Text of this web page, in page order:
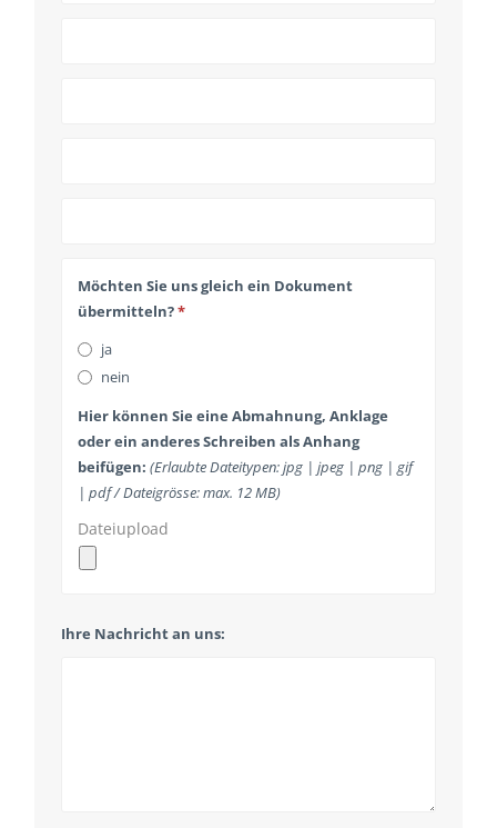
Number *
Möchten Sie uns gleich ein Dokument
übermitteln?*
ja
nein
Hier können Sie eine Abmahnung, Anklage
oder ein anderes Schreiben als Anhang
beifügen: (Erlaubte Dateitypen: jpg | jpeg | png | gif
| pdf / Dateigrösse: max. 12 MB)
Dateiupload
Ihre Nachricht an uns: